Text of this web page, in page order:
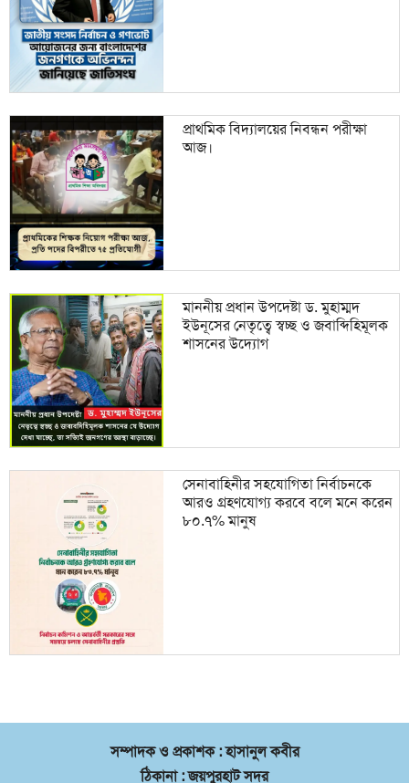
প্রাথমিক বিদ্যালয়ের নিবন্ধন পরীক্ষা
আজ।
মাননীয় প্রধান উপদেষ্টা ড. মুহাম্মদ
ইউনূসের নেতৃত্বে স্বচ্ছ ও জবাব্দিহিমূলক
শাসনের উদ্যোগ
সেনাবাহিনীর সহযোগিতা নির্বাচনকে
আরও গ্রহণযোগ্য করবে বলে মনে করেন
৮০.৭% মানুষ
সম্পাদক ও প্রকাশক : হাসানুল কবীর
ঠিকানা : জয়পুরহাট সদর